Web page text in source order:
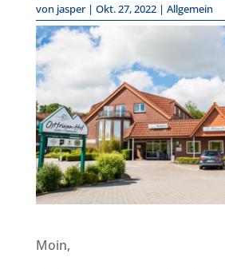
von jasper| Okt. 27, 2022| Allgemein
Moin,